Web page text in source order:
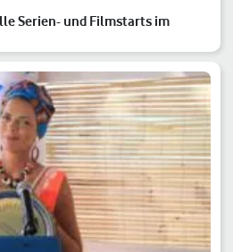
Serien- und Filmstarts im